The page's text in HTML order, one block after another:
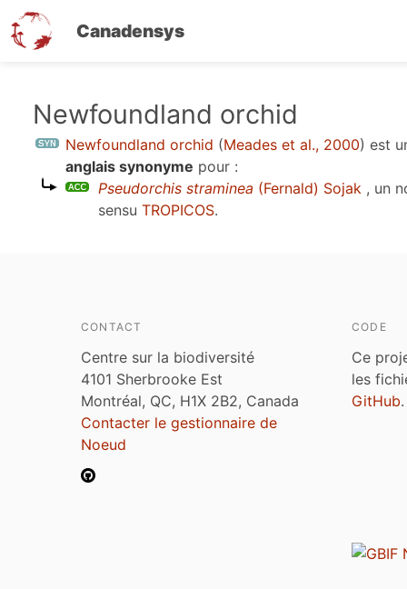
Canadensys
contenu
Newfoundland orchid
Newfoundland orchid (Meades et al., 2000) est
anglais synonyme pour :
Pseudorchis straminea (Fernald) Sojak , un
sensu TROPICOS.
CONTACT
Centre sur la biodiversité
4101 Sherbrooke Est
Montréal, QC, H1X 2B2, Canada
Contacter le gestionnaire de
Noeud
CODE
Ce
les
GitHub.